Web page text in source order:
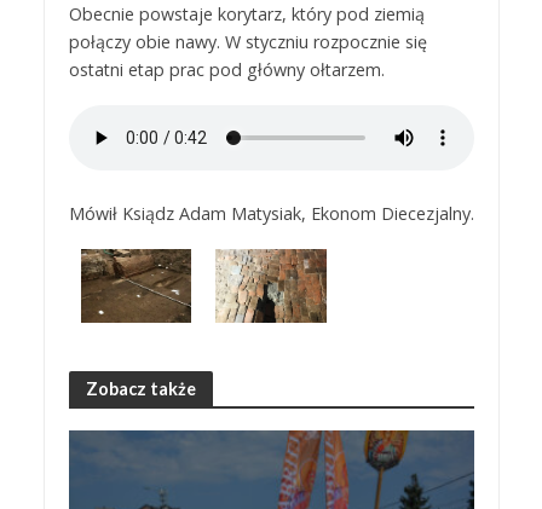
Obecnie powstaje korytarz, który pod ziemią
połączy obie nawy. W styczniu rozpocznie się
ostatni etap prac pod główny ołtarzem.
Mówił Ksiądz Adam Matysiak, Ekonom Diecezjalny.
Zobacz także